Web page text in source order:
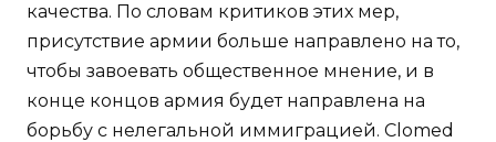
качества. По словам критиков этих мер,
присутствие армии больше направлено на то,
чтобы завоевать общественное мнение, и в
конце концов армия будет направлена на
борьбу с нелегальной иммиграцией. Clomed